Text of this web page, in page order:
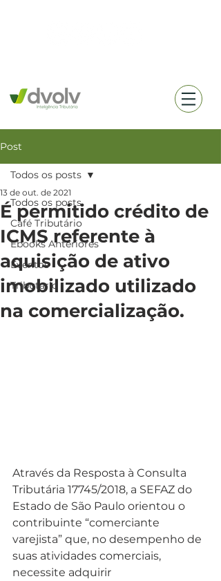
Post
Todos os posts
Café Tributário
Ebooks Anteriores
Eventos
Tributario
Todos os posts
É permitido crédito de
ICMS referente à
aquisição de ativo
imobilizado utilizado
na comercialização.
13 de out. de 2021
Através da Resposta à Consulta
Tributária 17745/2018, a SEFAZ do
Estado de São Paulo orientou o
contribuinte “comerciante
varejista” que, no desempenho de
suas atividades comerciais,
necessite adquirir